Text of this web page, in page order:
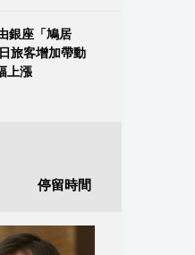
銀座「鳩居
旅客增加帶動
上漲
停留時間